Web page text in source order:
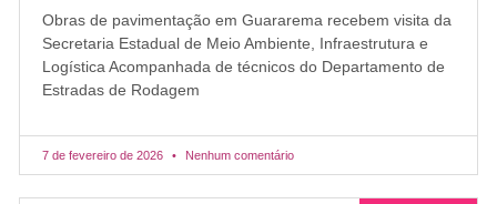
Obras de pavimentação em Guararema recebem visita da
Secretaria Estadual de Meio Ambiente, Infraestrutura e
Logística Acompanhada de técnicos do Departamento de
Estradas de Rodagem
7 de fevereiro de 2026 Nenhum comentário